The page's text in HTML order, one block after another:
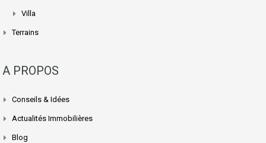
Villa
Terrains
A PROPOS
Conseils & Idées
Actualités Immobilières
Blog